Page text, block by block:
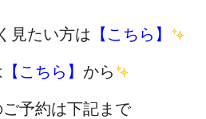
見たい方は 【こちら】
【こちら】 から
予約は下記まで